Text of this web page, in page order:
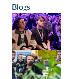
Blogs